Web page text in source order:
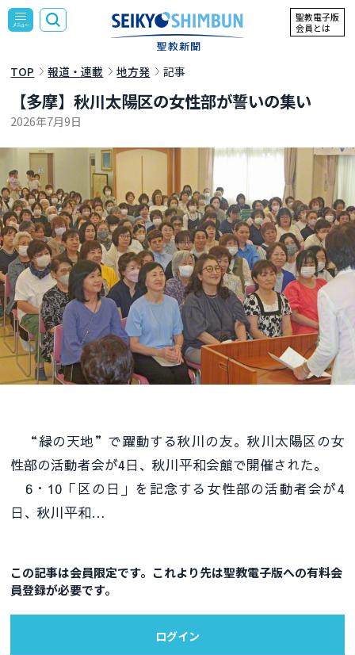
聖教電子版
会員とは
TOP 報道・連載 地方発 記事
【多摩】秋川太陽区の女性部が誓いの集い
2026年7月9日
“緑の天地”で躍動する秋川の友。秋川太陽区の女
性部の活動者会が4日、秋川平和会館で開催された。
6・10「区の日」を記念する女性部の活動者会が4
日、秋川平和…
この記事は会員限定です。これより先は聖教電子版への有料会
員登録が必要です。
ログイン